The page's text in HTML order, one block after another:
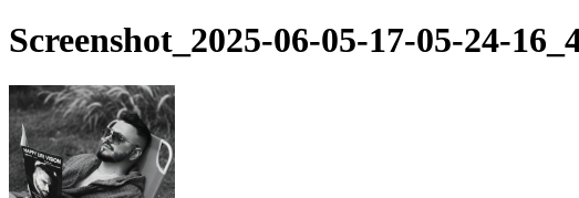
Screenshot_2025-06-05-17-05-24-